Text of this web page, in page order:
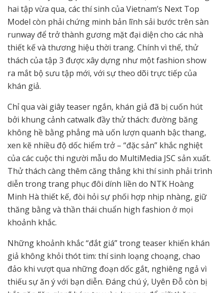
hai tập vừa qua, các thí sinh của Vietnam’s Next Top
Model còn phải chứng minh bản lĩnh sải bước trên sàn
runway để trở thành gương mặt đại diện cho các nhà
thiết kế và thương hiệu thời trang. Chính vì thế, thử
thách của tập 3 được xây dựng như một fashion show
ra mắt bộ sưu tập mới, với sự theo dõi trực tiếp của
khán giả.
Chỉ qua vài giây teaser ngắn, khán giả đã bị cuốn hút
bởi khung cảnh catwalk đầy thử thách: đường băng
không hề bằng phẳng mà uốn lượn quanh bậc thang,
xen kẽ nhiều độ dốc hiểm trở – “đặc sản” khắc nghiệt
của các cuộc thi người mẫu do MultiMedia JSC sản xuất.
Thử thách càng thêm căng thẳng khi thí sinh phải trình
diễn trong trang phục đôi dính liền do NTK Hoàng
Minh Hà thiết kế, đòi hỏi sự phối hợp nhịp nhàng, giữ
thăng bằng và thần thái chuẩn high fashion ở mọi
khoảnh khắc.
Những khoảnh khắc “đắt giá” trong teaser khiến khán
giả không khỏi thót tim: thí sinh loạng choạng, chao
đảo khi vượt qua những đoạn dốc gắt, nghiêng ngả vì
thiếu sự ăn ý với bạn diễn. Đáng chú ý, Uyên Đỗ còn bị